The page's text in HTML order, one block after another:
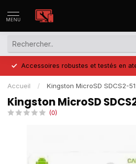
MENU
Accessoires robustes et testés en
Accueil / Kingston MicroSD SDCS2-
Kingston MicroSD
(0)